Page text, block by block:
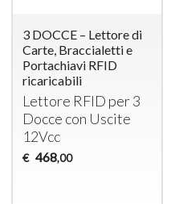
3 DOCCE – Lettore di
Carte, Braccialetti e
Portachiavi RFID
ricaricabili
Lettore RFID per 3
Docce con Uscite
12Vcc
€ 468,00